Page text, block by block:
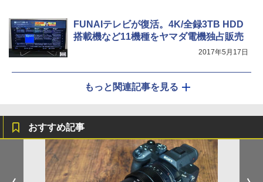
FUNAIテレビが復活。4K/全録3TB HDD
搭載機など11機種をヤマダ電機独占販売
2017年5月17日
もっと関連記事を見る
おすすめ記事